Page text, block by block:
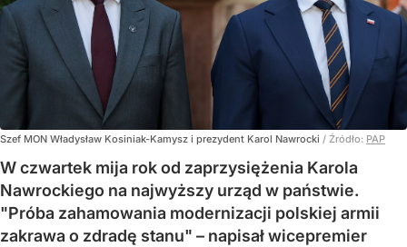
Szef MON Władysław Kosiniak-Kamysz i prezydent Karol Nawrocki / Źródło: PAP
W czwartek mija rok od zaprzysiężenia Karola
Nawrockiego na najwyższy urząd w państwie.
"Próba zahamowania modernizacji polskiej armii
zakrawa o zdradę stanu" – napisał wicepremier